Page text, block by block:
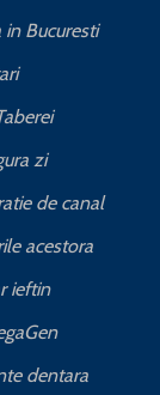
Bucuresti
zi
de canal
acestora
ieftin
dentara